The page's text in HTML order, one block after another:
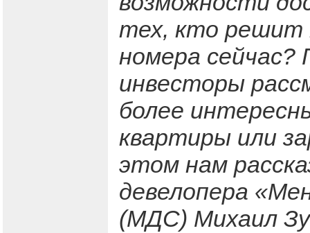
тех, кто решит
номера сейчас?
инвесторы
более
квартиры или
этом нам
девелопера
(МДС) Михаил